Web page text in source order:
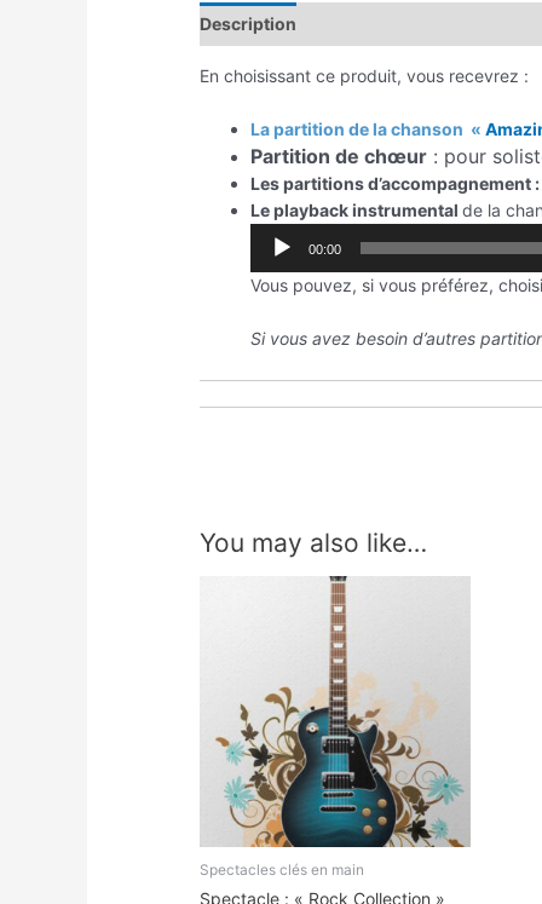
Description
En choisissant ce produit, vous recevrez :
La partition de la chanson «
Partition de chœur : pour
Les partitions d’accompagnement :
Le playback instrumentalde la
00:00
Vous pouvez, si vous préférez,
Si vous avez besoin d’autres
You may also like…
Spectacles clés en main
Spectacle : « Rock Collection »